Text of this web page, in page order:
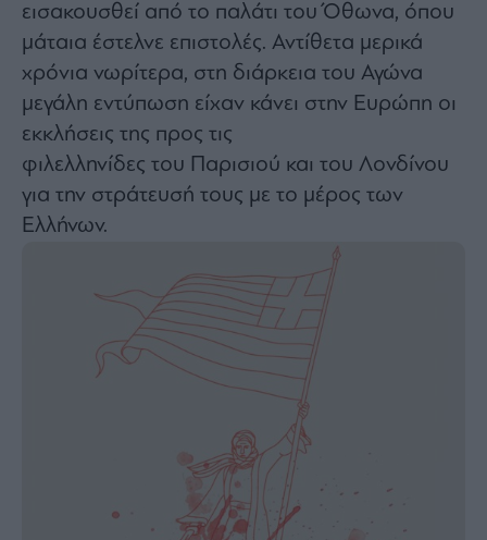
εισακουσθεί από το παλάτι του Όθωνα, όπου
μάταια έστελνε επιστολές. Αντίθετα μερικά
χρόνια νωρίτερα, στη διάρκεια του Αγώνα
μεγάλη εντύπωση είχαν κάνει στην Ευρώπη οι
εκκλήσεις της προς τις
φιλελληνίδες του Παρισιού και του Λονδίνου
για την στράτευσή τους με το μέρος των
Ελλήνων.